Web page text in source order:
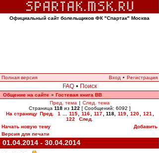
Официальный сайт болельщиков ФК "Спартак" Москва
Полная версия Вход • Регистрация
FAQ • Поиск
Общение на сайте » Гостевая книга ВВ
Пред. тема | След. тема
Страница 118из 122 [ Сообщений: 6092 ]
На страницу Пред. 1 115 116 117 118, 119 120 121
122
След.
Начать новую тему
Добавить
Версия для печати
01.04.2014 - 30.04.2014